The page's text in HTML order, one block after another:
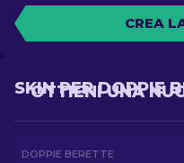
CREA
OTTIENI UNA
SKIN PER DOPPIE
DOPPIE BERETTE